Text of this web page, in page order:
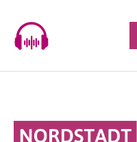
content